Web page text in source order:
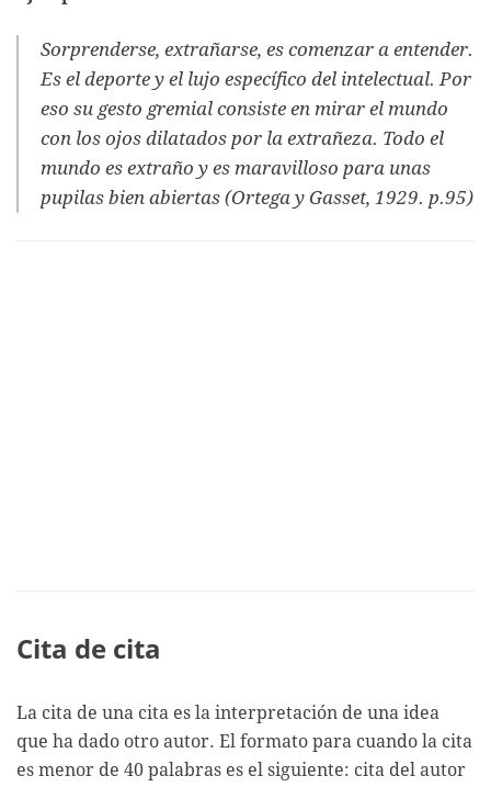
Sorprenderse, extrañarse, es comenzar a entender.
Es el deporte y el lujo específico del intelectual. Por
eso su gesto gremial consiste en mirar el mundo
con los ojos dilatados por la extrañeza. Todo el
mundo es extraño y es maravilloso para unas
pupilas bien abiertas (Ortega y Gasset, 1929. p.95)
Cita de cita
La cita de una cita es la interpretación de una idea
que ha dado otro autor. El formato para cuando la cita
es menor de 40 palabras es el siguiente: cita del autor